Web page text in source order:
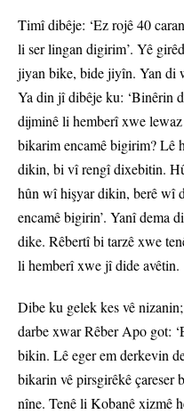
Timî dibêje: ‘Ez rojê 40
li ser lingan digirim’. Yê
jiyan bike, bide jiyîn. Yan di
Ya din jî dibêje ku: ‘Binêrin
dijminê li hemberî xwe
bikarim encamê bigirim? Lê
dikin, bi vî rengî dixebitin.
hûn wî hişyar dikin, berê wî
encamê bigirin’. Yanî dema
dike. Rêbertî bi tarzê xwe
li hemberî xwe jî dide avêtin.
Dibe ku gelek kes vê
darbe xwar Rêber Apo got:
bikin. Lê eger em derkevin
bikarin vê pirsgirêkê çareser
nîne. Tenê li Kobanê xizmê